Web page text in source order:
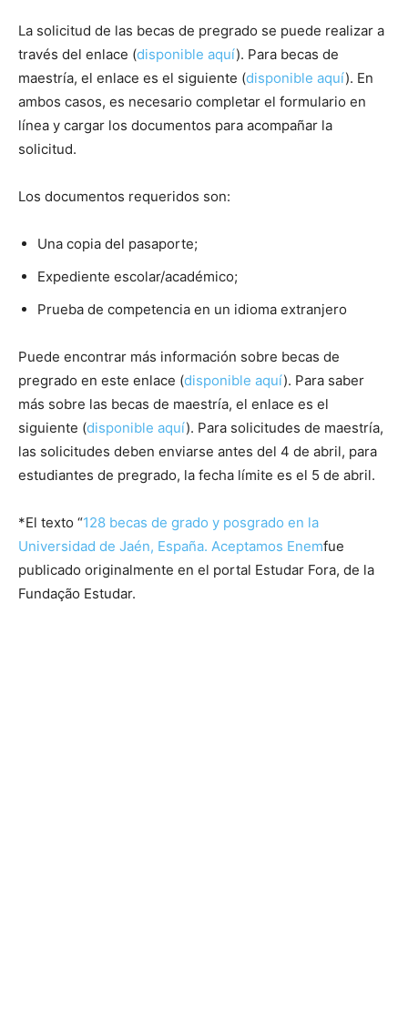
La solicitud de las becas de pregrado se puede realizar a
través del enlace (disponible aquí). Para becas de
maestría, el enlace es el siguiente (disponible aquí). En
ambos casos, es necesario completar el formulario en
línea y cargar los documentos para acompañar la
solicitud.
Los documentos requeridos son:
Una copia del pasaporte;
Expediente escolar/académico;
Prueba de competencia en un idioma extranjero
Puede encontrar más información sobre becas de
pregrado en este enlace (disponible aquí). Para saber
más sobre las becas de maestría, el enlace es el
siguiente (disponible aquí). Para solicitudes de maestría,
las solicitudes deben enviarse antes del 4 de abril, para
estudiantes de pregrado, la fecha límite es el 5 de abril.
*El texto “128 becas de grado y posgrado en la
Universidad de Jaén, España. Aceptamos Enemfue
publicado originalmente en el portal Estudar Fora, de la
Fundação Estudar.